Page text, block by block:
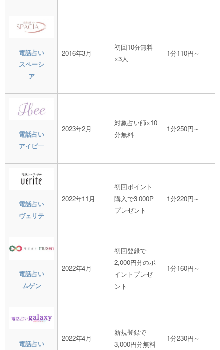
電話占い
スペーシ
ア
2016年3月
初回10分無料
×3人
1分110円～
電話占い
アイビー
2023年2月
対象占い師×10
分無料
1分250円～
電話占い
ヴェリテ
2022年11月
初回ポイント
購入で3,000P
プレゼント
1分220円～
電話占い
ムゲン
2022年4月
初回登録で
2,000円分のポ
イントプレゼ
ント
1分160円～
電話占い
2022年4月
新規登録で
3,000円分無料
1分230円～